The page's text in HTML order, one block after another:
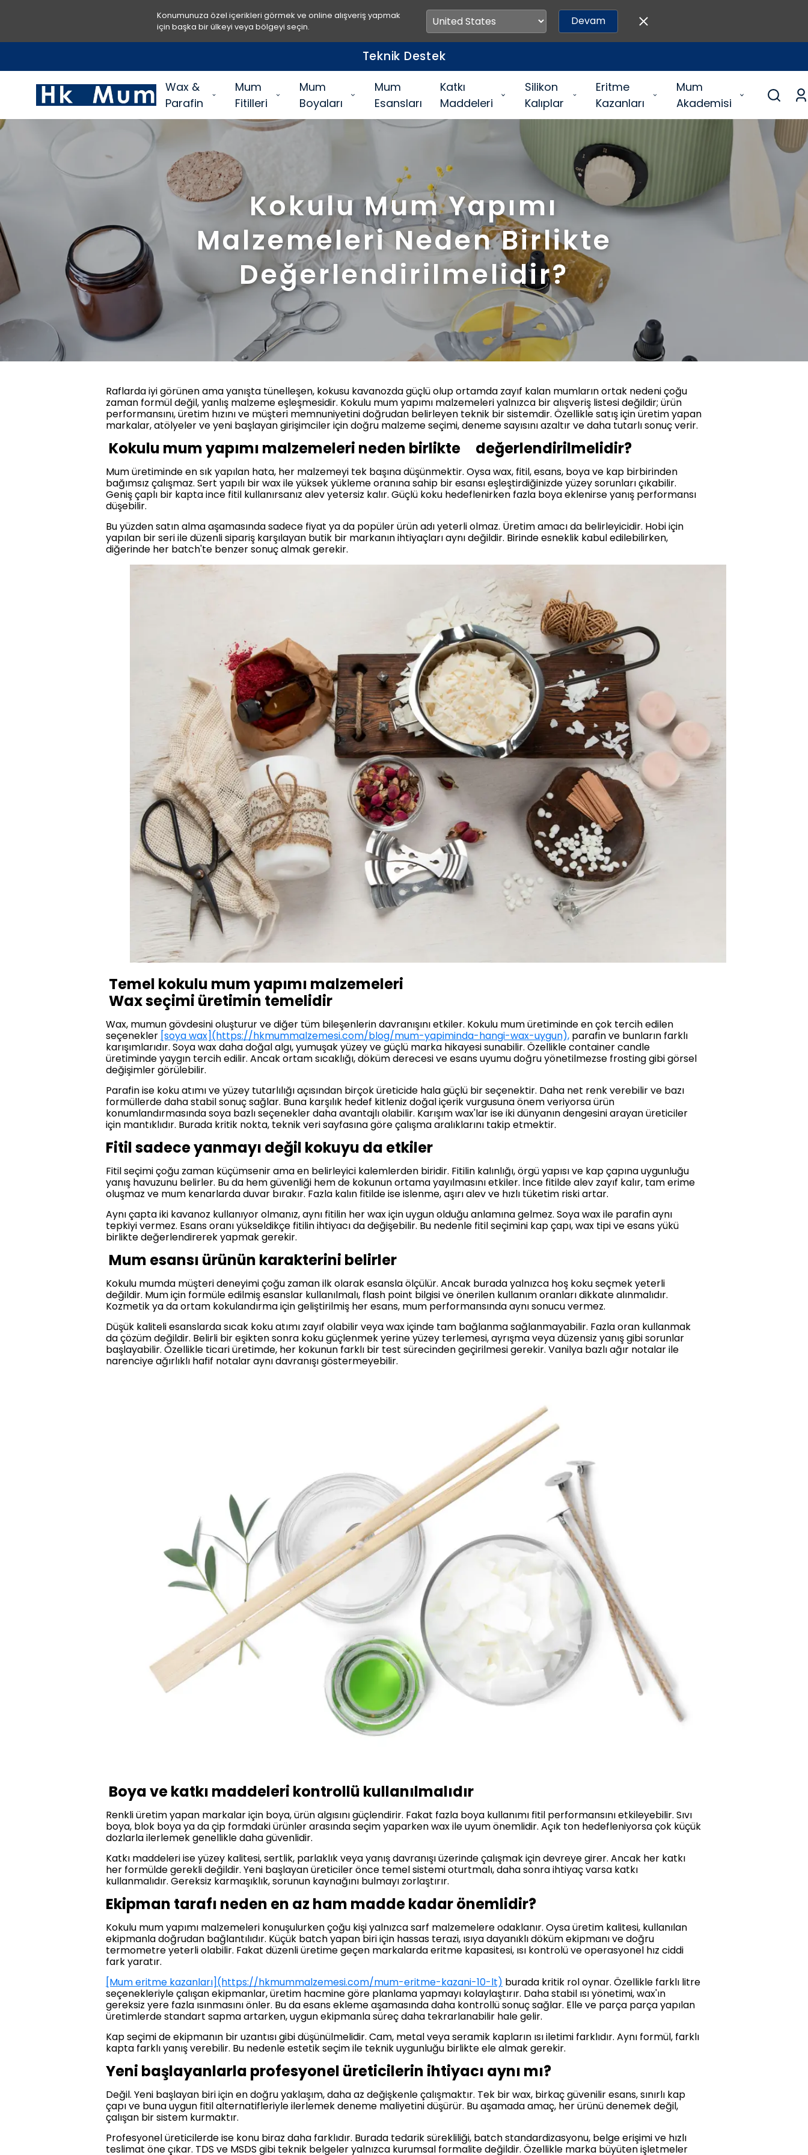
Konumunuza özel içerikleri görmek ve online alışveriş yapmak
için başka bir ülkeyi veya bölgeyi seçin.
Devam
Hızlı Teslimat
Wax &
Parafin
Mum
Fitilleri
Mum
Boyaları
Mum
Esansları
Katkı
Maddeleri
Silikon
Kalıplar
Eritme
Kazanları
Mum
Akademisi
Kokulu Mum Yapımı
Malzemeleri Neden Birlikte
Değerlendirilmelidir?
Raflarda iyi görünen ama yanışta tünelleşen, kokusu kavanozda güçlü olup ortamda zayıf kalan mumların ortak nedeni çoğu
zaman formül değil, yanlış malzeme eşleşmesidir. Kokulu mum yapımı malzemeleri yalnızca bir alışveriş listesi değildir; ürün
performansını, üretim hızını ve müşteri memnuniyetini doğrudan belirleyen teknik bir sistemdir. Özellikle satış için üretim yapan
markalar, atölyeler ve yeni başlayan girişimciler için doğru malzeme seçimi, deneme sayısını azaltır ve daha tutarlı sonuç verir.
Kokulu mum yapımı malzemeleri neden birlikte değerlendirilmelidir?
Mum üretiminde en sık yapılan hata, her malzemeyi tek başına düşünmektir. Oysa wax, fitil, esans, boya ve kap birbirinden
bağımsız çalışmaz. Sert yapılı bir wax ile yüksek yükleme oranına sahip bir esansı eşleştirdiğinizde yüzey sorunları çıkabilir.
Geniş çaplı bir kapta ince fitil kullanırsanız alev yetersiz kalır. Güçlü koku hedeflenirken fazla boya eklenirse yanış performansı
düşebilir.
Bu yüzden satın alma aşamasında sadece fiyat ya da popüler ürün adı yeterli olmaz. Üretim amacı da belirleyicidir. Hobi için
yapılan bir seri ile düzenli sipariş karşılayan butik bir markanın ihtiyaçları aynı değildir. Birinde esneklik kabul edilebilirken,
diğerinde her batch'te benzer sonuç almak gerekir.
Temel kokulu mum yapımı malzemeleri
Wax seçimi üretimin temelidir
Wax, mumun gövdesini oluşturur ve diğer tüm bileşenlerin davranışını etkiler. Kokulu mum üretiminde en çok tercih edilen
seçenekler [soya wax](https://hkmummalzemesi.com/blog/mum-yapiminda-hangi-wax-uygun), parafin ve bunların farklı
karışımlarıdır. Soya wax daha doğal algı, yumuşak yüzey ve güçlü marka hikayesi sunabilir. Özellikle container candle
üretiminde yaygın tercih edilir. Ancak ortam sıcaklığı, döküm derecesi ve esans uyumu doğru yönetilmezse frosting gibi görsel
değişimler görülebilir.
Parafin ise koku atımı ve yüzey tutarlılığı açısından birçok üreticide hala güçlü bir seçenektir. Daha net renk verebilir ve bazı
formüllerde daha stabil sonuç sağlar. Buna karşılık hedef kitleniz doğal içerik vurgusuna önem veriyorsa ürün
konumlandırmasında soya bazlı seçenekler daha avantajlı olabilir. Karışım wax'lar ise iki dünyanın dengesini arayan üreticiler
için mantıklıdır. Burada kritik nokta, teknik veri sayfasına göre çalışma aralıklarını takip etmektir.
Fitil sadece yanmayı değil kokuyu da etkiler
Fitil seçimi çoğu zaman küçümsenir ama en belirleyici kalemlerden biridir. Fitilin kalınlığı, örgü yapısı ve kap çapına uygunluğu
yanış havuzunu belirler. Bu da hem güvenliği hem de kokunun ortama yayılmasını etkiler. İnce fitilde alev zayıf kalır, tam erime
oluşmaz ve mum kenarlarda duvar bırakır. Fazla kalın fitilde ise islenme, aşırı alev ve hızlı tüketim riski artar.
Aynı çapta iki kavanoz kullanıyor olmanız, aynı fitilin her wax için uygun olduğu anlamına gelmez. Soya wax ile parafin aynı
tepkiyi vermez. Esans oranı yükseldikçe fitilin ihtiyacı da değişebilir. Bu nedenle fitil seçimini kap çapı, wax tipi ve esans yükü
birlikte değerlendirerek yapmak gerekir.
Mum esansı ürünün karakterini belirler
Kokulu mumda müşteri deneyimi çoğu zaman ilk olarak esansla ölçülür. Ancak burada yalnızca hoş koku seçmek yeterli
değildir. Mum için formüle edilmiş esanslar kullanılmalı, flash point bilgisi ve önerilen kullanım oranları dikkate alınmalıdır.
Kozmetik ya da ortam kokulandırma için geliştirilmiş her esans, mum performansında aynı sonucu vermez.
Düşük kaliteli esanslarda sıcak koku atımı zayıf olabilir veya wax içinde tam bağlanma sağlanmayabilir. Fazla oran kullanmak
da çözüm değildir. Belirli bir eşikten sonra koku güçlenmek yerine yüzey terlemesi, ayrışma veya düzensiz yanış gibi sorunlar
başlayabilir. Özellikle ticari üretimde, her kokunun farklı bir test sürecinden geçirilmesi gerekir. Vanilya bazlı ağır notalar ile
narenciye ağırlıklı hafif notalar aynı davranışı göstermeyebilir.
Boya ve katkı maddeleri kontrollü kullanılmalıdır
Renkli üretim yapan markalar için boya, ürün algısını güçlendirir. Fakat fazla boya kullanımı fitil performansını etkileyebilir. Sıvı
boya, blok boya ya da çip formdaki ürünler arasında seçim yaparken wax ile uyum önemlidir. Açık ton hedefleniyorsa çok küçük
dozlarla ilerlemek genellikle daha güvenlidir.
Katkı maddeleri ise yüzey kalitesi, sertlik, parlaklık veya yanış davranışı üzerinde çalışmak için devreye girer. Ancak her katkı
her formülde gerekli değildir. Yeni başlayan üreticiler önce temel sistemi oturtmalı, daha sonra ihtiyaç varsa katkı
kullanmalıdır. Gereksiz karmaşıklık, sorunun kaynağını bulmayı zorlaştırır.
Ekipman tarafı neden en az ham madde kadar önemlidir?
Kokulu mum yapımı malzemeleri konuşulurken çoğu kişi yalnızca sarf malzemelere odaklanır. Oysa üretim kalitesi, kullanılan
ekipmanla doğrudan bağlantılıdır. Küçük batch yapan biri için hassas terazi, ısıya dayanıklı döküm ekipmanı ve doğru
termometre yeterli olabilir. Fakat düzenli üretime geçen markalarda eritme kapasitesi, ısı kontrolü ve operasyonel hız ciddi
fark yaratır.
[Mum eritme kazanları](https://hkmummalzemesi.com/mum-eritme-kazani-10-lt) burada kritik rol oynar. Özellikle farklı litre
seçenekleriyle çalışan ekipmanlar, üretim hacmine göre planlama yapmayı kolaylaştırır. Daha stabil ısı yönetimi, wax'ın
gereksiz yere fazla ısınmasını önler. Bu da esans ekleme aşamasında daha kontrollü sonuç sağlar. Elle ve parça parça yapılan
üretimlerde standart sapma artarken, uygun ekipmanla süreç daha tekrarlanabilir hale gelir.
Kap seçimi de ekipmanın bir uzantısı gibi düşünülmelidir. Cam, metal veya seramik kapların ısı iletimi farklıdır. Aynı formül, farklı
kapta farklı yanış verebilir. Bu nedenle estetik seçim ile teknik uygunluğu birlikte ele almak gerekir.
Yeni başlayanlarla profesyonel üreticilerin ihtiyacı aynı mı?
Değil. Yeni başlayan biri için en doğru yaklaşım, daha az değişkenle çalışmaktır. Tek bir wax, birkaç güvenilir esans, sınırlı kap
çapı ve buna uygun fitil alternatifleriyle ilerlemek deneme maliyetini düşürür. Bu aşamada amaç, her ürünü denemek değil,
çalışan bir sistem kurmaktır.
Profesyonel üreticilerde ise konu biraz daha farklıdır. Burada tedarik sürekliliği, batch standardizasyonu, belge erişimi ve hızlı
teslimat öne çıkar. TDS ve MSDS gibi teknik belgeler yalnızca kurumsal formalite değildir. Özellikle marka büyüten işletmeler